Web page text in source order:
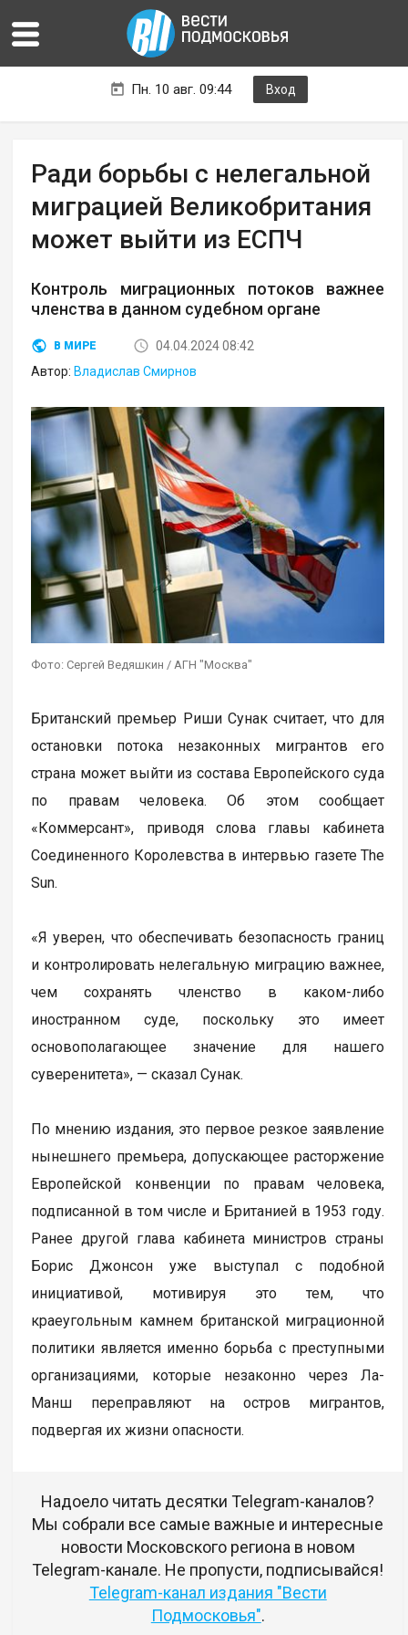
Пн. 10 авг. 09:44 Вход
Ради борьбы с нелегальной
миграцией Великобритания
может выйти из ЕСПЧ
Контроль миграционных потоков важнее
членства в данном судебном органе
В МИРЕ
04.04.2024 08:42
Автор: Владислав Смирнов
Фото: Сергей Ведяшкин / АГН "Москва"
Британский премьер Риши Сунак считает, что для
остановки потока незаконных мигрантов его
страна может выйти из состава Европейского суда
по правам человека. Об этом сообщает
«Коммерсант», приводя слова главы кабинета
Соединенного Королевства в интервью газете The
Sun.
«Я уверен, что обеспечивать безопасность границ
и контролировать нелегальную миграцию важнее,
чем сохранять членство в каком-либо
иностранном суде, поскольку это имеет
основополагающее значение для нашего
суверенитета», — сказал Сунак.
По мнению издания, это первое резкое заявление
нынешнего премьера, допускающее расторжение
Европейской конвенции по правам человека,
подписанной в том числе и Британией в 1953 году.
Ранее другой глава кабинета министров страны
Борис Джонсон уже выступал с подобной
инициативой, мотивируя это тем, что
краеугольным камнем британской миграционной
политики является именно борьба с преступными
организациями, которые незаконно через Ла-
Манш переправляют на остров мигрантов,
подвергая их жизни опасности.
Надоело читать десятки Telegram-каналов?
Мы собрали все самые важные и интересные
новости Московского региона в новом
Telegram-канале. Не пропусти, подписывайся!
Telegram-канал издания "Вести
Подмосковья".